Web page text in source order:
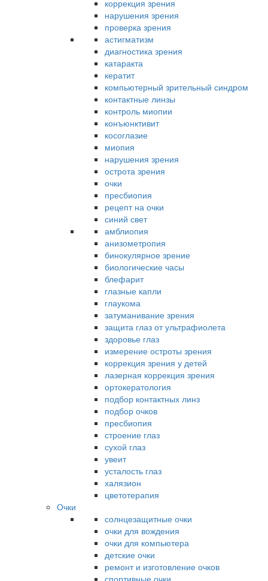
коррекция зрения
нарушения зрения
проверка зрения
астигматизм
диагностика зрения
катаракта
кератит
компьютерный зрительный синдром
контактные линзы
контроль миопии
конъюнктивит
косоглазие
миопия
нарушения зрения
острота зрения
очки
пресбиопия
рецепт на очки
синий свет
амблиопия
анизометропия
бинокулярное зрение
биологические часы
блефарит
глазные капли
глаукома
затуманивание зрения
защита глаз от ультрафиолета
здоровье глаз
измерение остроты зрения
коррекция зрения у детей
лазерная коррекция зрения
ортокератология
подбор контактных линз
подбор очков
пресбиопия
строение глаз
сухой глаз
увеит
усталость глаз
халязион
цветотерапия
Очки
солнцезащитные очки
очки для вождения
очки для компьютера
детские очки
ремонт и изготовление очков